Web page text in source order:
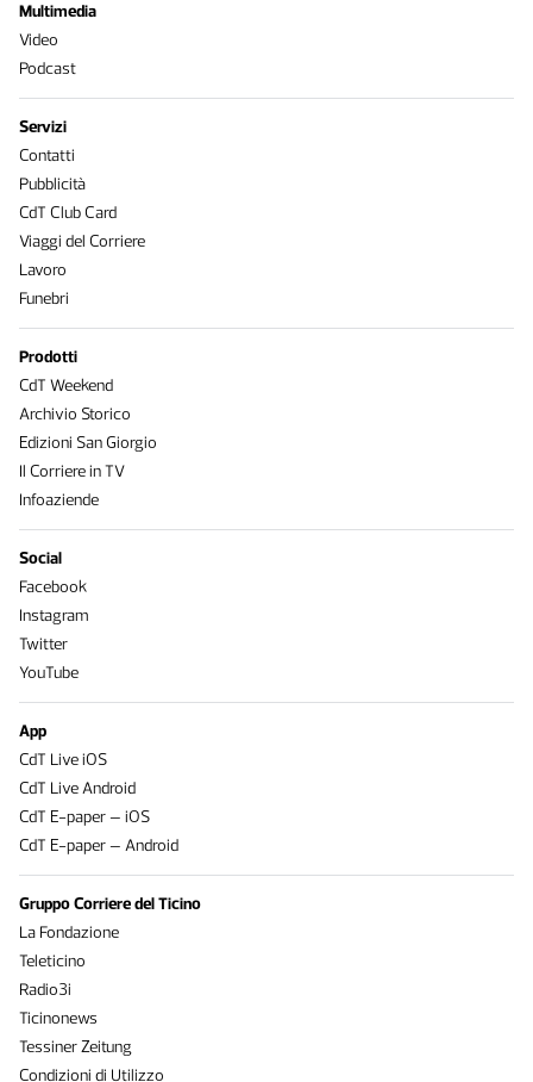
Multimedia
Video
Podcast
Servizi
Contatti
Pubblicità
CdT Club Card
Viaggi del Corriere
Lavoro
Funebri
Prodotti
CdT Weekend
Archivio Storico
Edizioni San Giorgio
Il Corriere in TV
Infoaziende
Social
Facebook
Instagram
Twitter
YouTube
App
CdT Live iOS
CdT Live Android
CdT E-paper – iOS
CdT E-paper – Android
Gruppo Corriere del Ticino
La Fondazione
Teleticino
Radio3i
Ticinonews
Tessiner Zeitung
Condizioni di Utilizzo